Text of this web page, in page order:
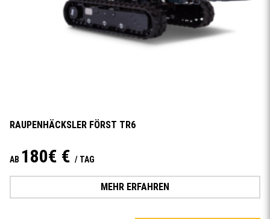
RAUPENHÄCKSLER FÖRST TR6
AB 180€ € / TAG
MEHR ERFAHREN